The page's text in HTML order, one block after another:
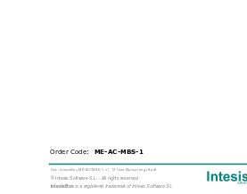
Doc: IntesisBox ME-AC-MBS-1 v1_13 User Manual eng r8.pdf
© Intesis Soft ware S.L. - All rights reserved
IntesisBox is a registered trademark of Intesis Software SL
Order Code: ME-AC-MBS-1